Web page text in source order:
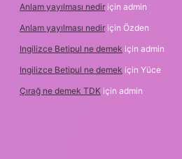
Anlam yayılması nedir için admin
Anlam yayılması nedir için Özden
Ingilizce Betipul ne demek için admin
Ingilizce Betipul ne demek için Yüce
Çırağ ne demek TDK için admin